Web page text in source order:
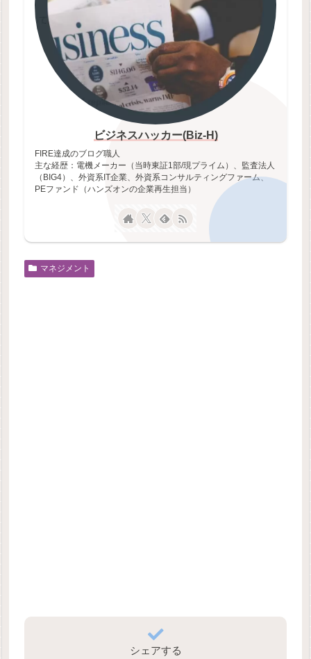
ビジネスハッカー(Biz-H)
FIRE達成のブログ職人
主な経歴：電機メーカー（当時東証1部/現プライム）、監査法人
（BIG4）、外資系IT企業、外資系コンサルティングファーム、
PEファンド（ハンズオンの企業再生担当）
マネジメント
シェアする